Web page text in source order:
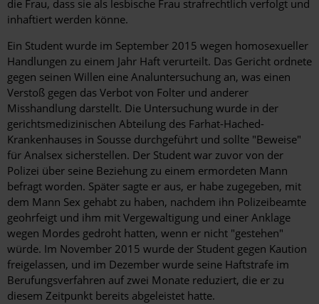
die Frau, dass sie als lesbische Frau strafrechtlich verfolgt und
inhaftiert werden könne.
Ein Student wurde im September 2015 wegen homosexueller
Handlungen zu einem Jahr Haft verurteilt. Das Gericht ordnete
gegen seinen Willen eine Analuntersuchung an, was einen
Verstoß gegen das Verbot von Folter und anderer
Misshandlung darstellt. Die Untersuchung wurde in der
gerichtsmedizinischen Abteilung des Farhat-Hached-
Krankenhauses in Sousse durchgeführt und sollte "Beweise"
für Analsex sicherstellen. Der Student war zuvor von der
Polizei über seine Beziehung zu einem ermordeten Mann
befragt worden. Später sagte er aus, er habe zugegeben, mit
dem Mann Sex gehabt zu haben, nachdem ihn Polizeibeamte
geohrfeigt und ihm mit Vergewaltigung und einer Anklage
wegen Mordes gedroht hatten, wenn er nicht "gestehen"
würde. Im November 2015 wurde der Student gegen Kaution
freigelassen, und im Dezember wurde seine Haftstrafe im
Berufungsverfahren auf zwei Monate reduziert, die er zu
diesem Zeitpunkt bereits abgeleistet hatte.